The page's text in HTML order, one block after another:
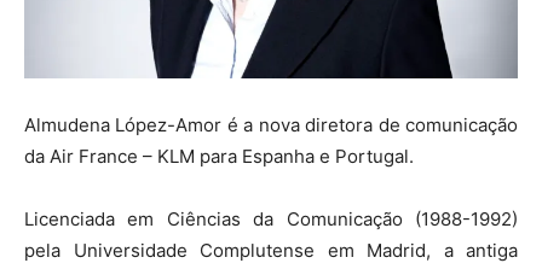
Almudena López-Amor é a nova diretora de comunicação
da Air France – KLM para Espanha e Portugal.
Licenciada em Ciências da Comunicação (1988-1992)
pela Universidade Complutense em Madrid, a antiga